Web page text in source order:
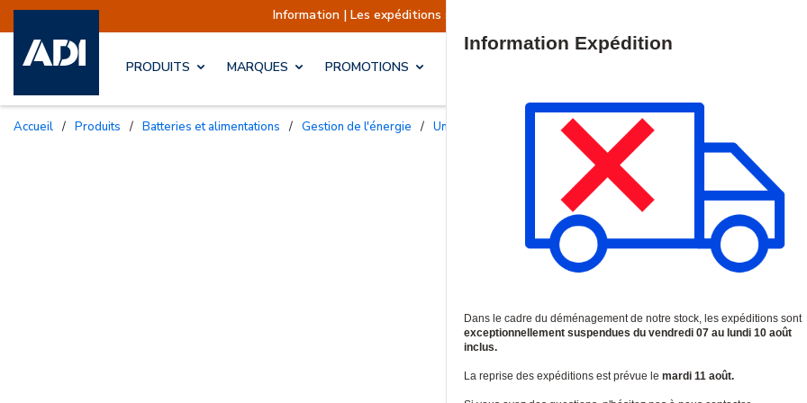
Information | Les expéditions sont actuellement suspendues Reprise
PRODUITS MARQUES PROMOTIONS
Accueil / Produits / Batteries et alimentations / Gestion de l'énergie / Unités de distribution d'énergie